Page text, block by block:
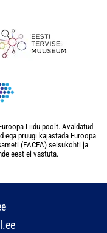
Liidu poolt. Avaldatud
pruugi kajastada Euroopa
(EACEA) seisukohti ja
eest ei vastuta.